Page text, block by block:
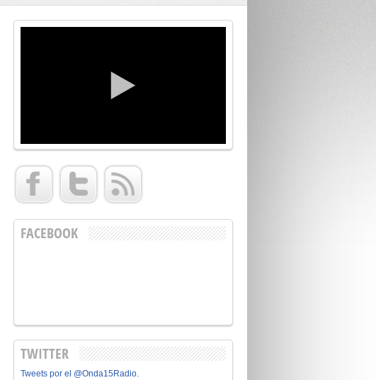
FACEBOOK
TWITTER
Tweets por el @Onda15Radio.